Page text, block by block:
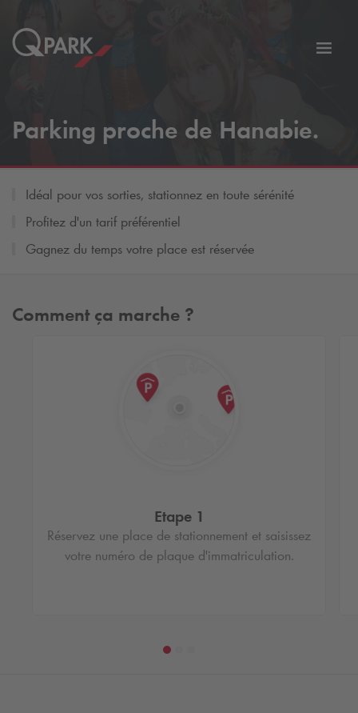
Parking proche de Hanabie.
Idéal pour vos sorties, stationnez en toute sérénité
Profitez d'un tarif préférentiel
Gagnez du temps votre place est réservée
Comment ça marche ?
Etape 1
Réservez une place de stationnement et saisissez
votre numéro de plaque d'immatriculation.